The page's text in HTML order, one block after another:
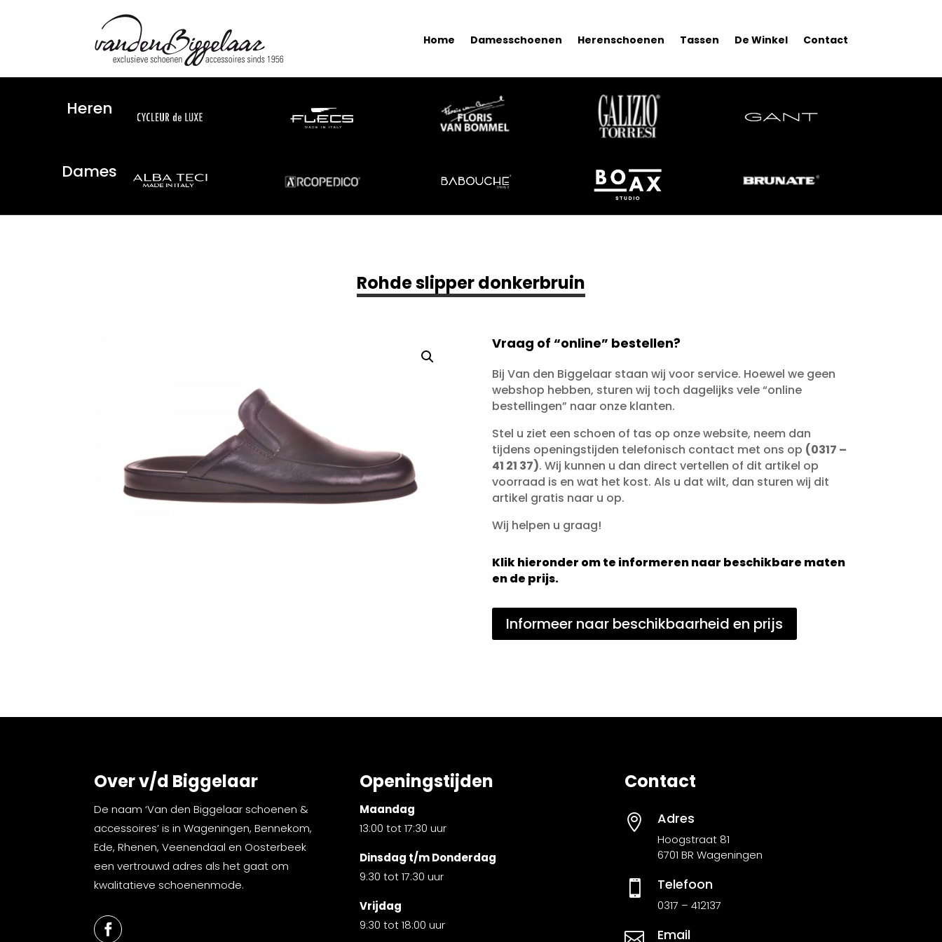
Home Damesschoenen Herenschoenen Tassen De Winkel Contact
Heren
Dames
Rohde slipper donkerbruin
Vraag of “online” bestellen?
Bij Van den Biggelaar staan wij voor service. Hoewel we geen
webshop hebben, sturen wij toch dagelijks vele “online
bestellingen” naar onze klanten.
Stel u ziet een schoen of tas op onze website, neem dan
tijdens openingstijden telefonisch contact met ons op (0317 –
41 21 37). Wij kunnen u dan direct vertellen of dit artikel op
voorraad is en wat het kost. Als u dat wilt, dan sturen wij dit
artikel gratis naar u op.
Wij helpen u graag!
Klik hieronder om te informeren naar beschikbare maten
en de prijs.
Informeer naar beschikbaarheid en prijs
Over v/d Biggelaar
De naam ‘Van den Biggelaar schoenen &
accessoires’ is in Wageningen, Bennekom,
Ede, Rhenen, Veenendaal en Oosterbeek
een vertrouwd adres als het gaat om
kwalitatieve schoenenmode.
Openingstijden
Maandag
13:00 tot 17:30 uur
Dinsdag t/m Donderdag
9:30 tot 17:30 uur
Vrijdag
9:30 tot 18:00 uur
Contact
 Adres
Hoogstraat 81
6701 BR Wageningen
 Telefoon
0317 – 412137
Email